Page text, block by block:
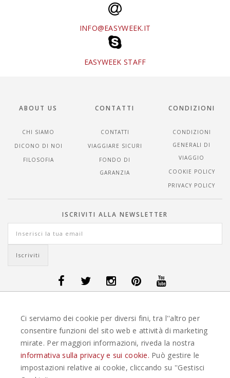
INFO@EASYWEEK.IT
EASYWEEK STAFF
ABOUT US
CHI SIAMO
DICONO DI NOI
FILOSOFIA
CONTATTI
CONTATTI
VIAGGIARE SICURI
FONDO DI
GARANZIA
CONDIZIONI
CONDIZIONI
GENERALI DI
VIAGGIO
COOKIE POLICY
PRIVACY POLICY
ISCRIVITI ALLA NEWSLETTER
VIAGGI GUATEMALA -OFFERTE VIAGGI ISLANDA -OFFERTE VIAGGI
OFFERTE VIAGGI MAURITIUS OFFERTE VIAGGI MESSICO
OFFERTE VIAGGI NORVEGIA- OFFERTE VIAGGI PORTOGALLO-
OFFERTE VIAGGI SEYCHELLES-OFFERTE VIAGGI SPAGNA-OFFERTE
EASYWEEKS TOUR OPERATOR © 2026 COPYRIGHT EASYWEEK. TUTTI I DIRITTI
Ci serviamo dei cookie per diversi fini, tra l''altro per
consentire funzioni del sito web e attività di marketing
mirate. Per maggiori informazioni, riveda la nostra
informativa sulla privacy e sui cookie. Può gestire le
impostazioni relative ai cookie, cliccando su ''Gestisci